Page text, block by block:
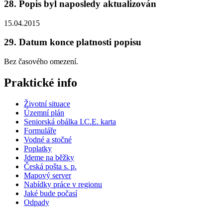
28. Popis byl naposledy aktualizován
15.04.2015
29. Datum konce platnosti popisu
Bez časového omezení.
Praktické info
Životní situace
Územní plán
Seniorská obálka I.C.E. karta
Formuláře
Vodné a stočné
Poplatky
Jdeme na běžky
Česká pošta s. p.
Mapový server
Nabídky práce v regionu
Jaké bude počasí
Odpady